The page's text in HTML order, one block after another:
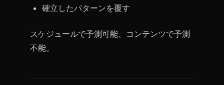
確立したパターンを覆す
スケジュールで予測可能、コンテンツで予測
不能。